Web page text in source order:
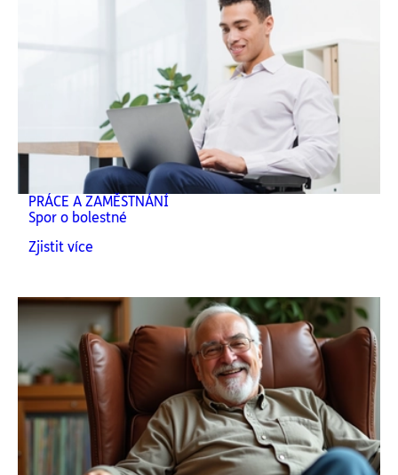
PRÁCE A ZAMĚSTNÁNÍ
Spor o bolestné
Zjistit více